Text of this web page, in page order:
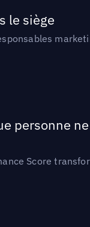
le siège
personne
Score